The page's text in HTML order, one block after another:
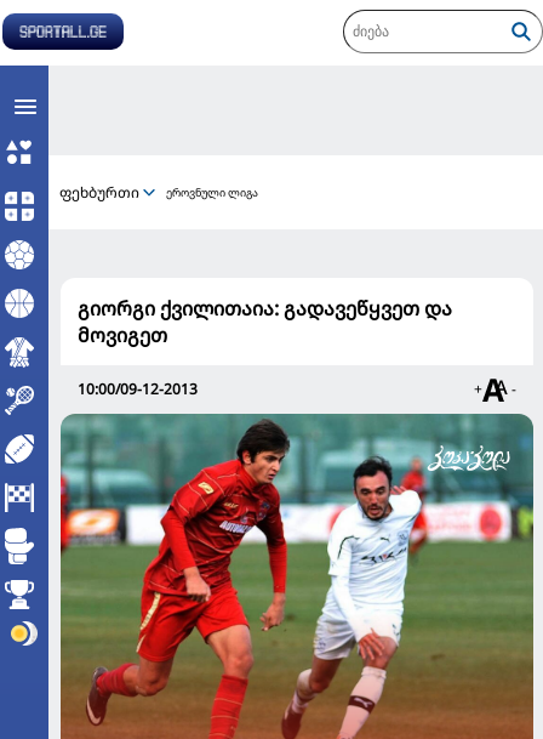
ფეხბურთი ეროვნული ლიგა
გიორგი ქვილითაია: გადავეწყვეთ და
მოვიგეთ
10:00/09-12-2013 + -